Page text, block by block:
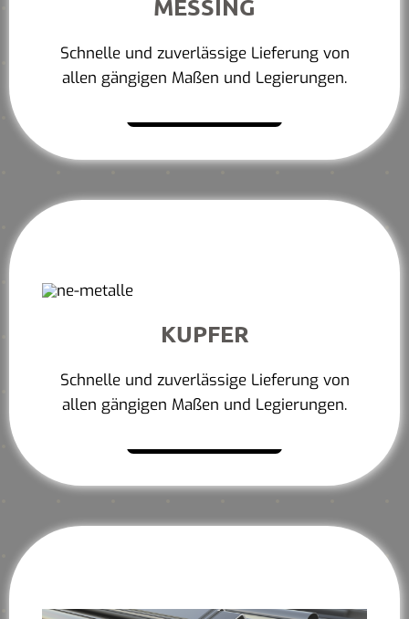
MESSING
Schnelle und zuverlässige Lieferung von
allen gängigen Maßen und Legierungen.
KUPFER
Schnelle und zuverlässige Lieferung von
allen gängigen Maßen und Legierungen.